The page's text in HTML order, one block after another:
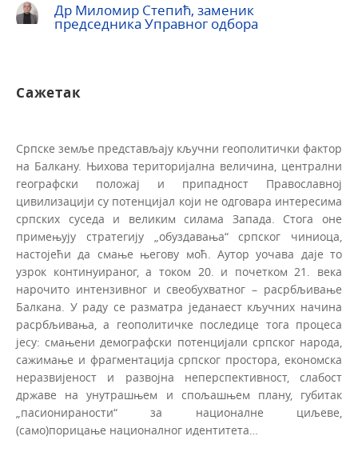
Др Миломир Степић, заменик
председника Управног одбора
Сажетак
Српске земље представљају кључни геополитички фактор
на Балкану. Њихова територијална величина, централни
географски положај и припадност Православној
цивилизацији су потенцијал који не одговара интересима
српских суседа и великим силама Запада. Стога оне
примењују стратегију „обуздавања“ српског чиниоца,
настојећи да смање његову моћ. Аутор уочава даје то
узрок континуираног, а током 20. и почетком 21. века
нарочито интензивног и свеобухватног – расрбљивање
Балкана. У раду се разматра једанаест кључних начина
расрбљивања, а геополитичке последице тога процеса
јесу: смањени демографски потенцијали српског народа,
сажимање и фрагментација српског простора, економска
неразвијеност и развојна неперспективност, слабост
државе на унутрашњем и спољашњем плану, губитак
„пасионираности“ за националне циљеве,
(само)порицање националног идентитета…